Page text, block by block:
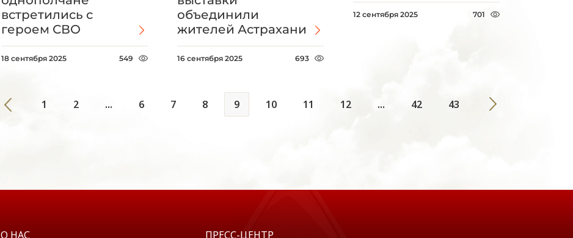
встретились с
героем СВО
18 сентября 2025 549
объединили
жителей Астрахани
16 сентября 2025 693
12 сентября 2025 701
1 2 ... 6 7 8 9 10 11 12 ... 42 43
О НАС ПРЕСС-ЦЕНТР